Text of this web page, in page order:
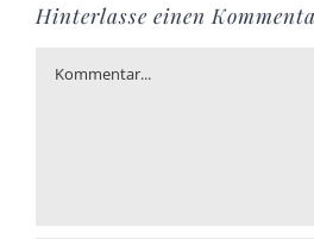
Hinterlasse einen
Kommentar